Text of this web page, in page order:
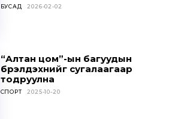
БУСАД 2026-02-02
“Алтан цом”-ын багуудын
бүрэлдэхүүнийг сугалаагаар
тодруулна
СПОРТ 2025-10-20